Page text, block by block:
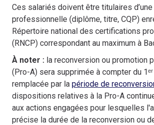
Ces salariés doivent être titulaires
professionnelle (diplôme, titre, CQP)
Répertoire national des certifications
(RNCP) correspondant au maximum à
À noter : la reconversion ou promotion
(Pro-A) sera supprimée à compter du
remplacée par la période de
dispositions relatives à la Pro-A
aux actions engagées pour lesquelles
précise la durée de la reconversion ou